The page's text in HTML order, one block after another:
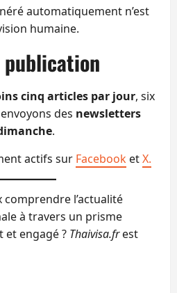
automatiquement n’est
humaine.
publication
cinq articles par jour, six
des newsletters
.
actifs sur Facebook etX.
l’actualité
à travers un prisme
et engagé ? Thaivisa.frest